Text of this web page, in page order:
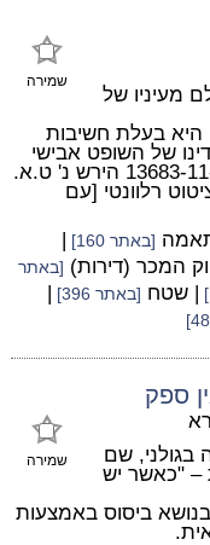
שמירה
מעיניו של
היא בעלת חשיבות
של השופט אבישי
קאופמן מבית השלום בחיפה, ת"א 13683-11-18 הירש נ' ט.א.
להלן ציטוט רלוונטי [עם
[באתר 160]
|
המכר (דירות) [באתר
| שטח [באתר 396]
|
ספק
שמירה
בגולני, שם
– "כאשר יש
ביסוס באמצעות